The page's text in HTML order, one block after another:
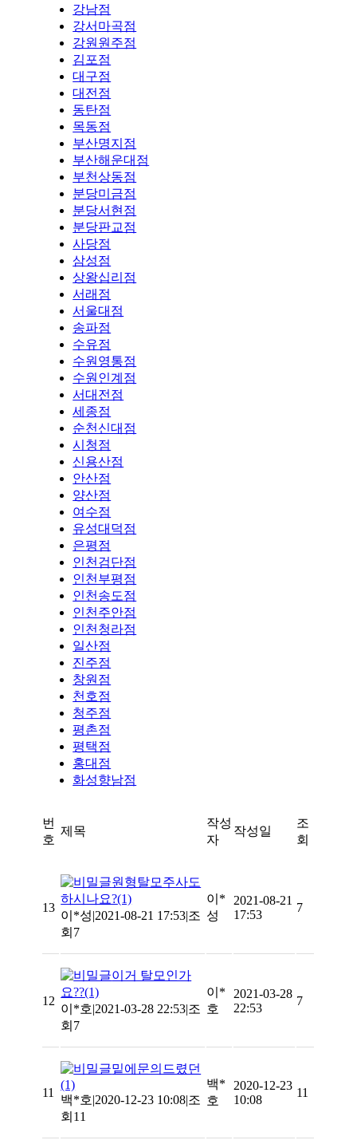
강남점
강서마곡점
강원원주점
김포점
대구점
대전점
동탄점
목동점
부산명지점
부산해운대점
부천상동점
분당미금점
분당서현점
분당판교점
사당점
삼성점
상왕십리점
서래점
서울대점
송파점
수유점
수원영통점
수원인계점
서대전점
세종점
순천신대점
시청점
신용산점
안산점
양산점
여수점
유성대덕점
은평점
인천검단점
인천부평점
인천송도점
인천주안점
인천청라점
일산점
진주점
창원점
천호점
청주점
평촌점
평택점
홍대점
화성향남점
번
호
제목
작성
자
작성일
조
회
13
원형탈모주사도
하시나요?(1)
이*성|2021-08-21 17:53|조
회7
이*
성
2021-08-21
17:53
7
12
이거 탈모인가
요??(1)
이*호|2021-03-28 22:53|조
회7
이*
호
2021-03-28
22:53
7
11
밑에문의드렸던
(1)
백*호|2020-12-23 10:08|조
회11
백*
호
2020-12-23
10:08
11